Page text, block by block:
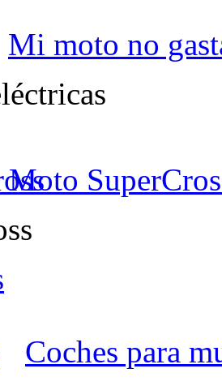
Mi moto no
Moto
Coches para